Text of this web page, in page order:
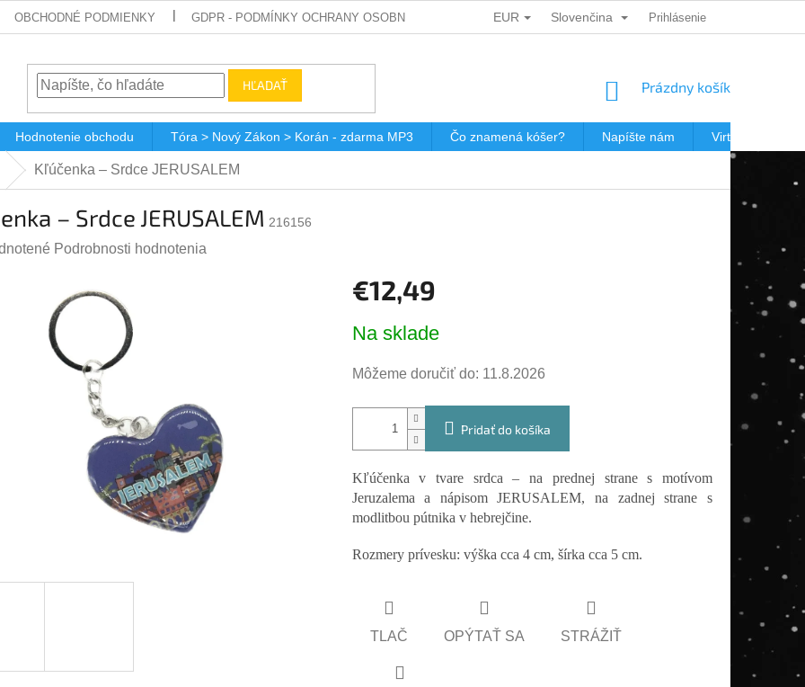
OBCHODNÉ PODMIENKY GDPR - PODMÍNKY OCHRANY OSOBNÍCH ÚDAJŮ DÁRKOVÉ KUPONY POŠTOVNÉ V JEWISHOP
EUR Slovenčina Prihlásenie
HĽADAŤ
NÁKUPNÝ
Prázdny košík
Hodnotenie obchodu Tóra > Nový Zákon > Korán - zdarma MP3 Čo znamená kóšer? Napíšte nám Virtuálna
Kľúčenka – Srdce JERUSALEM
– Srdce JERUSALEM 216156
Podrobnosti hodnotenia
€12,49
cena:
Na sklade
Môžeme doručiť do: 11.8.2026
Pridať do košíka
Kľúčenka v tvare srdca – na prednej strane s motívom
Jeruzalema a nápisom JERUSALEM, na zadnej strane s
modlitbou pútnika v hebrejčine.
Rozmery prívesku: výška cca 4 cm, šírka cca 5 cm.
TLAČ OPÝTAŤ SA STRÁŽIŤ